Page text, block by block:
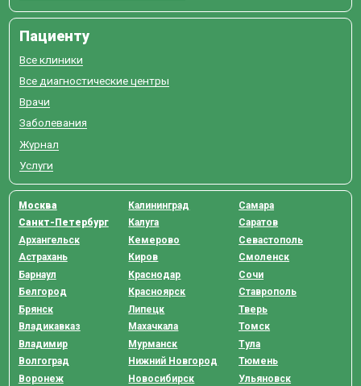
Пациенту
Все клиники
Все диагностические центры
Врачи
Заболевания
Журнал
Услуги
Москва
Санкт-Петербург
Архангельск
Астрахань
Барнаул
Белгород
Брянск
Владикавказ
Владимир
Волгоград
Воронеж
Калининград
Калуга
Кемерово
Киров
Краснодар
Красноярск
Липецк
Махачкала
Мурманск
Нижний Новгород
Новосибирск
Самара
Саратов
Севастополь
Смоленск
Сочи
Ставрополь
Тверь
Томск
Тула
Тюмень
Ульяновск